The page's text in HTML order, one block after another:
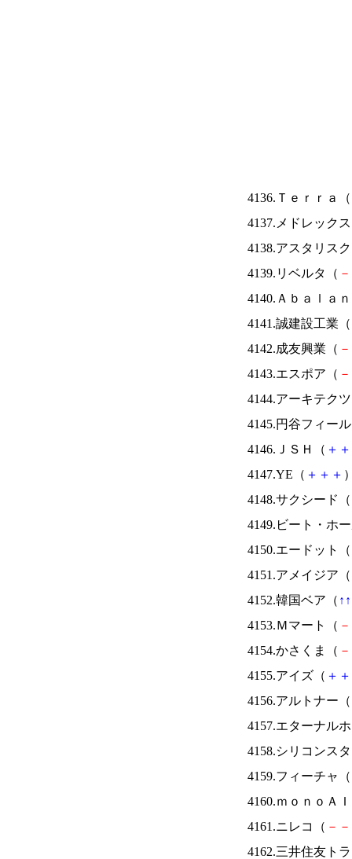
4136.Ｔｅｒｒａ（
4137.メドレック
4138.アスタリス
4139.リベルタ（ －
4140.Ａｂａｌａ
4141.誠建設工業（
4142.成友興業（ －
4143.エスポア（ －
4144.アーキテク
4145.円谷フィー
4146.ＪＳＨ（ ＋ ＋
4147.YE（ ＋ ＋ ＋
4148.サクシード（
4149.ビート・ホ
4150.エードット（
4151.アメイジア（
4152.韓国ベア（ ↑ ↑
4153.Ｍマート（ －
4154.かさくま（ －
4155.アイズ（ ＋ ＋
4156.アルトナー（
4157.エターナル
4158.シリコンス
4159.フィーチャ（
4160.ｍｏｎｏＡ
4161.ニレコ（ － －
4162.三井住友ト